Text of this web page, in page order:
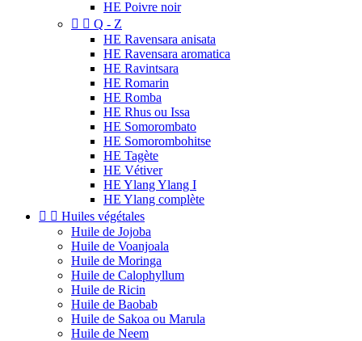
HE Poivre noir
  Q - Z
HE Ravensara anisata
HE Ravensara aromatica
HE Ravintsara
HE Romarin
HE Romba
HE Rhus ou Issa
HE Somorombato
HE Somorombohitse
HE Tagète
HE Vétiver
HE Ylang Ylang I
HE Ylang complète
  Huiles végétales
Huile de Jojoba
Huile de Voanjoala
Huile de Moringa
Huile de Calophyllum
Huile de Ricin
Huile de Baobab
Huile de Sakoa ou Marula
Huile de Neem